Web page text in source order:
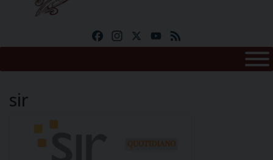
FacebookInstagramYouTube
sir